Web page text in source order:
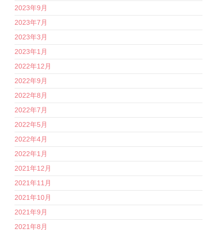
2023年9月
2023年7月
2023年3月
2023年1月
2022年12月
2022年9月
2022年8月
2022年7月
2022年5月
2022年4月
2022年1月
2021年12月
2021年11月
2021年10月
2021年9月
2021年8月